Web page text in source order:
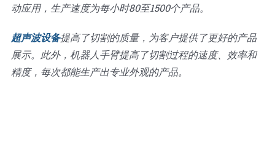
动应用，生产速度为每小时80至1500个产品。
超声波设备提高了切割的质量，为客户提供了更好的产品
展示。此外，机器人手臂提高了切割过程的速度、效率和
精度，每次都能生产出专业外观的产品。